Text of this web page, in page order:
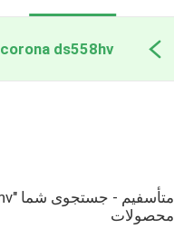
corona ds558hv ساخت آنلاین
محصولات